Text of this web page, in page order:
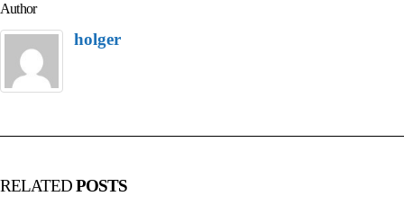
Author
holger
RELATEDPOSTS